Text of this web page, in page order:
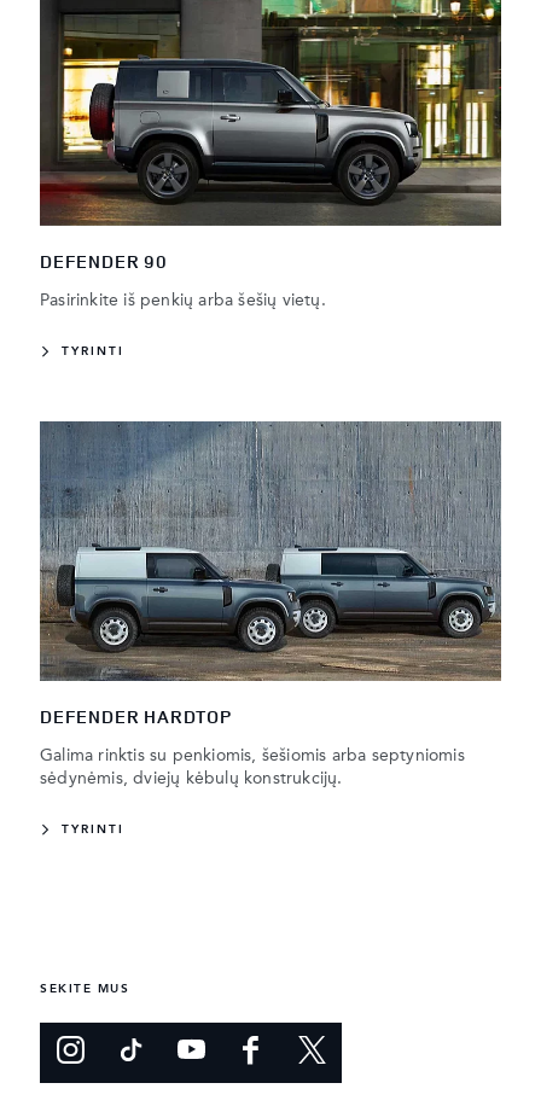
DEFENDER 90
Pasirinkite iš penkių arba šešių vietų.
TYRINTI
DEFENDER HARDTOP
Galima rinktis su penkiomis, šešiomis arba septyniomis
sėdynėmis, dviejų kėbulų konstrukcijų.
TYRINTI
SEKITE MUS